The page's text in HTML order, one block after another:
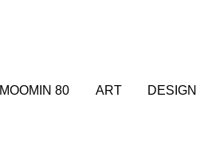
MOOMIN 80 ART DESIGN